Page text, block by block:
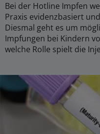
Bei der Hotline Impfen
Praxis evidenzbasiert
Diesmal geht es um
Impfungen bei Kindern
welche Rolle spielt die